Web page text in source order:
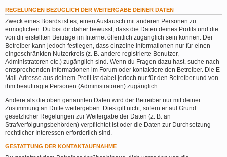
REGELUNGEN BEZÜGLICH DER WEITERGABE DEINER DATEN
Zweck eines Boards ist es, einen Austausch mit anderen Personen zu
ermöglichen. Du bist dir daher bewusst, dass die Daten deines Profils und die
von dir erstellten Beiträge im Internet öffentlich zugänglich sein können. Der
Betreiber kann jedoch festlegen, dass einzelne Informationen nur für einen
eingeschränkten Nutzerkreis (z. B. andere registrierte Benutzer,
Administratoren etc.) zugänglich sind. Wenn du Fragen dazu hast, suche nach
entsprechenden Informationen im Forum oder kontaktiere den Betreiber. Die E-
Mail-Adresse aus deinem Profil ist dabei jedoch nur für den Betreiber und von
ihm beauftragte Personen (Administratoren) zugänglich.
Andere als die oben genannten Daten wird der Betreiber nur mit deiner
Zustimmung an Dritte weitergeben. Dies gilt nicht, sofern er auf Grund
gesetzlicher Regelungen zur Weitergabe der Daten (z. B. an
Strafverfolgungsbehörden) verpflichtet ist oder die Daten zur Durchsetzung
rechtlicher Interessen erforderlich sind.
GESTATTUNG DER KONTAKTAUFNAHME